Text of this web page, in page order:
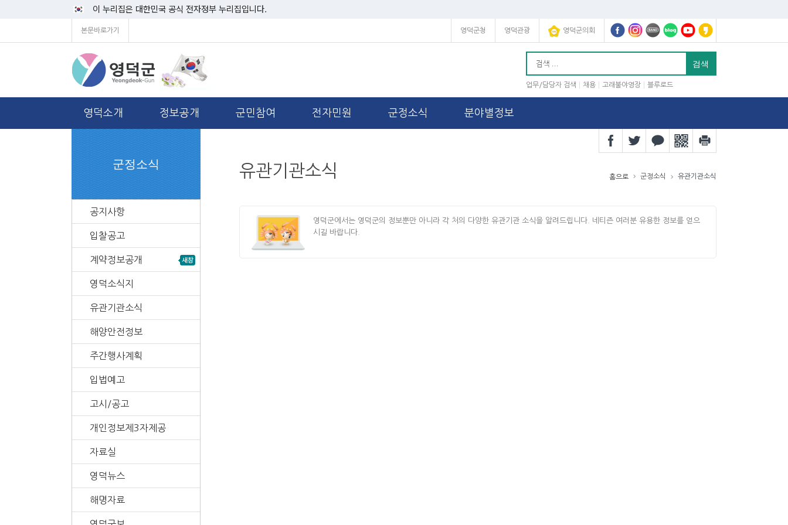
이 누리집은 대한민국 공식 전자정부 누리집입니다.
본문바로가기 영덕군청 영덕관광 영덕군의회
업무/담당자 검색 채용 고래불야영장 블루로드
영덕소개 정보공개 군민참여 전자민원 군정소식 분야별정보
유관기관소식 홈으로 군정소식 유관기관소식
영덕군에서는 영덕군의 정보뿐만 아니라 각 처의 다양한 유관기관 소식을 알려드립니다. 네티즌 여러분 유용한 정보를 얻으
시길 바랍니다.
군정소식
공지사항
입찰공고
계약정보공개
영덕소식지
유관기관소식
해양안전정보
주간행사계획
입법예고
고시/공고
개인정보제3자제공
자료실
영덕뉴스
해명자료